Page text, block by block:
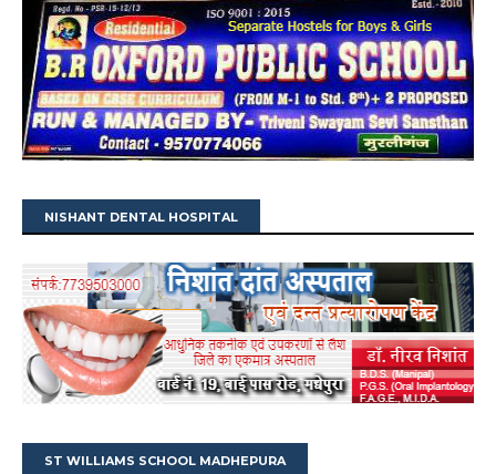
NISHANT DENTAL HOSPITAL
ST WILLIAMS SCHOOL MADHEPURA